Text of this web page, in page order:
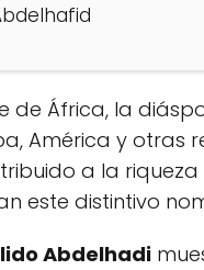
de África, la
América y otras
a la
este distintivo
Abdelhadi